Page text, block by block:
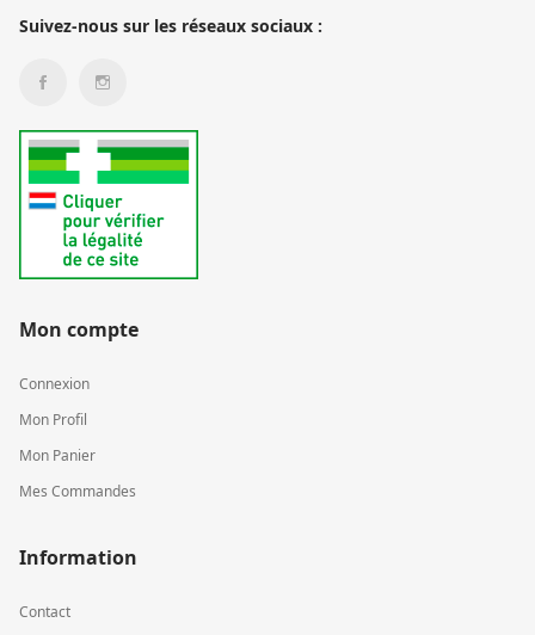
Suivez-nous sur les réseaux sociaux :
Mon compte
Connexion
Mon Profil
Mon Panier
Mes Commandes
Information
Contact